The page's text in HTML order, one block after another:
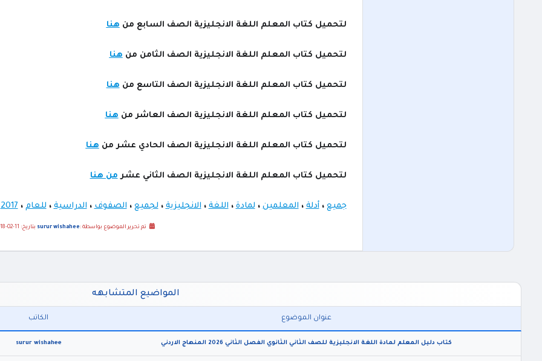
لتحميل كتاب المعلم اللغة الانجليزية الصف السابع منهنا
لتحميل كتاب المعلم اللغة الانجليزية الصف الثامن منهنا
لتحميل كتاب المعلم اللغة الانجليزية الصف التاسع منهنا
لتحميل كتاب المعلم اللغة الانجليزية الصف العاشر منهنا
لتحميل كتاب المعلم اللغة الانجليزية الصف الحادي عشر منهنا
لتحميل كتاب المعلم اللغة الانجليزية الصف الثاني عشرمن هنا
جميع ،أدلة،المعلمين،لمادة،اللغة،الانجليزية،لجميع ،الصفوف،الدراسية،للعام ،2017
تم تحرير الموضوع بواسطة : surur wishahee بتاريخ: 11-02-2018 08:32 صباحاً
المواضيع المتشابهه
عنوان الموضوع الكاتب
كتاب دليل المعلم لمادة اللغة الانجليزية للصف الثاني الثانوي الفصل الثاني 2026 المنهاج الاردني surur wishahee